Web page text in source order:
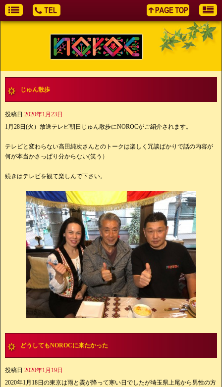
じゅん散歩
投稿日 2020年1月23日
1月28日(火）放送テレビ朝日じゅん散歩にNOROCがご紹介されます。
テレビと変わらない高田純次さんとのトークは楽しく冗談ばかりで話の内容が
何が本当かさっぱり分からない(笑う）
続きはテレビを観て楽しんで下さい。
どうしてもNOROCに来たかった
投稿日 2020年1月19日
2020年1月18日の東京は雨と霙が降って寒い日でしたが埼玉県上尾から男性の方